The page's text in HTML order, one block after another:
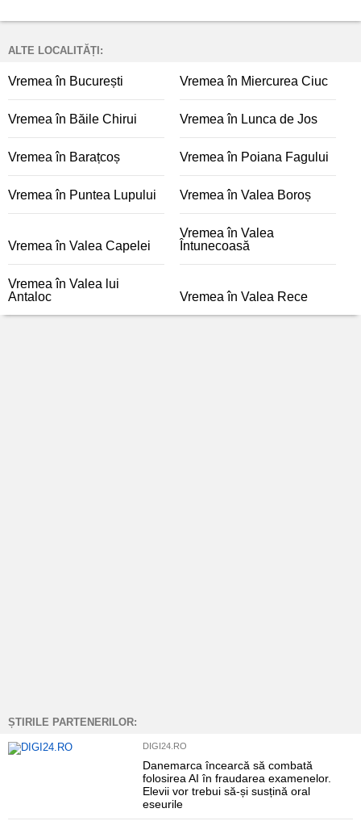
ALTE LOCALITĂȚI:
Vremea în București Vremea în Miercurea Ciuc
Vremea în Băile Chirui Vremea în Lunca de Jos
Vremea în Barațcoș Vremea în Poiana Fagului
Vremea în Puntea Lupului Vremea în Valea Boroș
Vremea în Valea Capelei
Vremea în Valea
Întunecoasă
Vremea în Valea lui
Antaloc
Vremea în Valea Rece
ȘTIRILE PARTENERILOR:
DIGI24.RO
Danemarca încearcă să combată
folosirea AI în fraudarea examenelor.
Elevii vor trebui să-și susțină oral
eseurile